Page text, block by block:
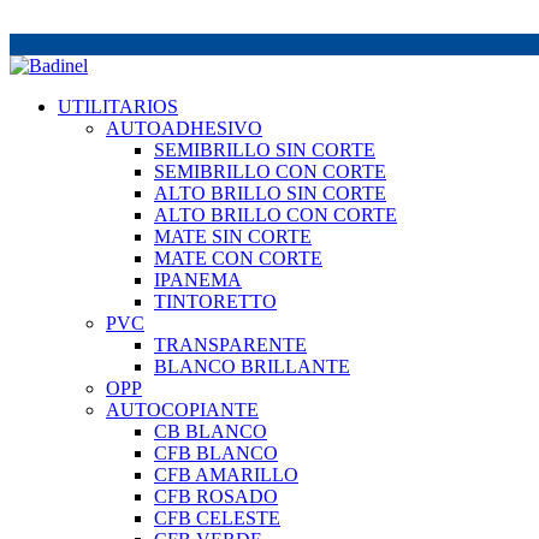
UTILITARIOS
AUTOADHESIVO
SEMIBRILLO SIN CORTE
SEMIBRILLO CON CORTE
ALTO BRILLO SIN CORTE
ALTO BRILLO CON CORTE
MATE SIN CORTE
MATE CON CORTE
IPANEMA
TINTORETTO
PVC
TRANSPARENTE
BLANCO BRILLANTE
OPP
AUTOCOPIANTE
CB BLANCO
CFB BLANCO
CFB AMARILLO
CFB ROSADO
CFB CELESTE